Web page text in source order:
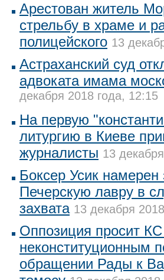
Арестован житель
стрельбу в храме и
полицейского 13
Астраханский суд
адвоката имама
декабря 2018 года, 12:15
На первую
литургию в Киеве
журналисты 13
Боксер Усик
Печерскую лавру в
захвата 13 декабря
Оппозиция просит КС
неконституционным
обращении Рады к